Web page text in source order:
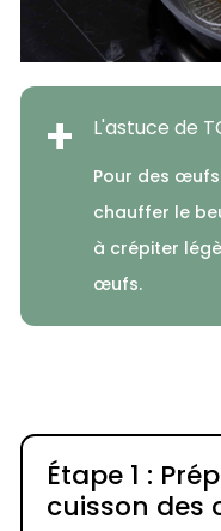
+ L'astuce de
Pour des
chauffer le
à crépiter
œufs.
Étape 1 :
cuisson des